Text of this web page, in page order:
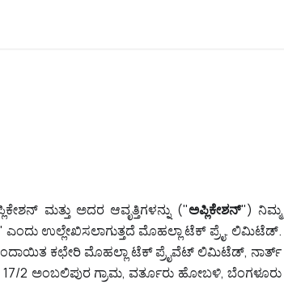
ಮತ್ತು ಅದರ ಆವೃತ್ತಿಗಳನ್ನು ("ಅಪ್ಲಿಕೇಶನ್") ನಿಮ್ಮ
ಎಂದು ಉಲ್ಲೇಖಿಸಲಾಗುತ್ತದೆ ಮೊಹಲ್ಲಾ ಟೆಕ್ ಪ್ರೈ. ಲಿಮಿಟೆಡ್.
ಕಛೇರಿ ಮೊಹಲ್ಲಾ ಟೆಕ್ ಪ್ರೈವೆಟ್ ಲಿಮಿಟೆಡ್, ನಾರ್ತ್
17/2 ಅಂಬಲಿಪುರ ಗ್ರಾಮ, ವರ್ತೂರು ಹೋಬಳಿ, ಬೆಂಗಳೂರು